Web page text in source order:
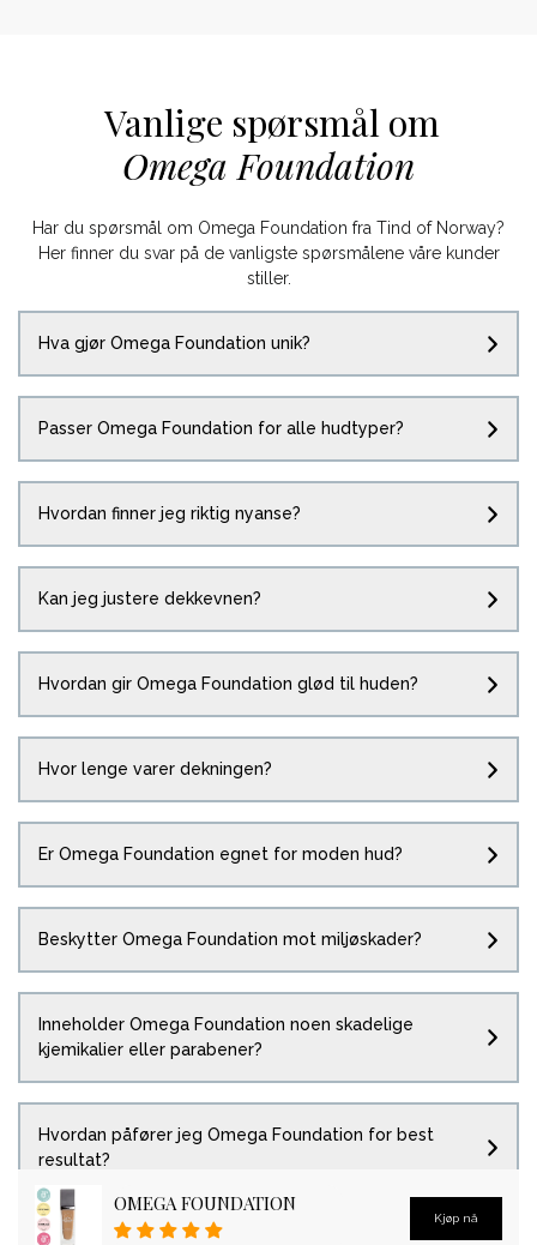
Vanlige spørsmål om
Omega Foundation
Har du spørsmål om Omega Foundation fra Tind of Norway?
Her finner du svar på de vanligste spørsmålene våre kunder
stiller.
Hva gjør Omega Foundation unik?
Passer Omega Foundation for alle hudtyper?
Hvordan finner jeg riktig nyanse?
Kan jeg justere dekkevnen?
Hvordan gir Omega Foundation glød til huden?
Hvor lenge varer dekningen?
Er Omega Foundation egnet for moden hud?
Beskytter Omega Foundation mot miljøskader?
Inneholder Omega Foundation noen skadelige
kjemikalier eller parabener?
Hvordan påfører jeg Omega Foundation for best
resultat?
OMEGA FOUNDATION
Kjøp nå